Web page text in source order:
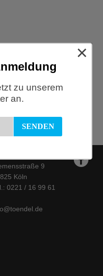
9
Köln
0221 / 16 99 61
zu unserem
an.
×